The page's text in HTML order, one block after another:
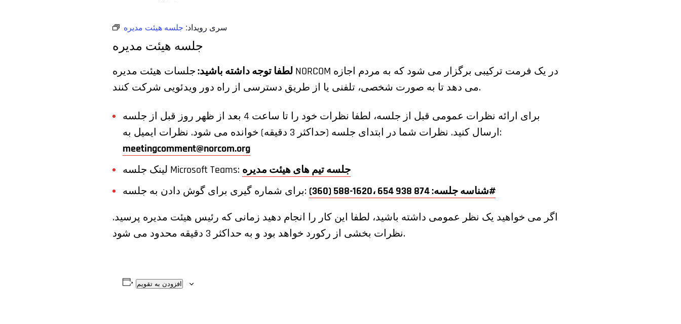
سری رویداد: جلسه هیئت مدیره
جلسه هیئت مدیره
لطفا توجه داشته باشید: جلسات هیئت مدیره NORCOM در یک فرمت ترکیبی برگزار می شود که به مردم اجازه
می دهد تا به صورت شخصی، تلفنی یا از طریق دسترسی از راه دور ویدئویی شرکت کنند.
برای ارائه نظرات عمومی قبل از جلسه، لطفا نظرات خود را تا ساعت 4 بعد از ظهر روز قبل از جلسه
ارسال کنید. نظرات شما در ابتدای جلسه (حداکثر 3 دقیقه) خوانده می شود. نظرات ایمیل به:
meetingcomment@norcom.org
لینک جلسه Microsoft Teams: جلسه تیم های هیئت مدیره
برای شماره گیری برای گوش دادن به جلسه: (360) 588-1620، شناسه جلسه: 874 938 654#
اگر می خواهید یک نظر عمومی داشته باشید، لطفا این کار را انجام دهید زمانی که رئیس هیئت مدیره پرسید.
نظرات بخشی از رکورد خواهد بود و به حداکثر 3 دقیقه محدود می شود.
افزودن به تقویم